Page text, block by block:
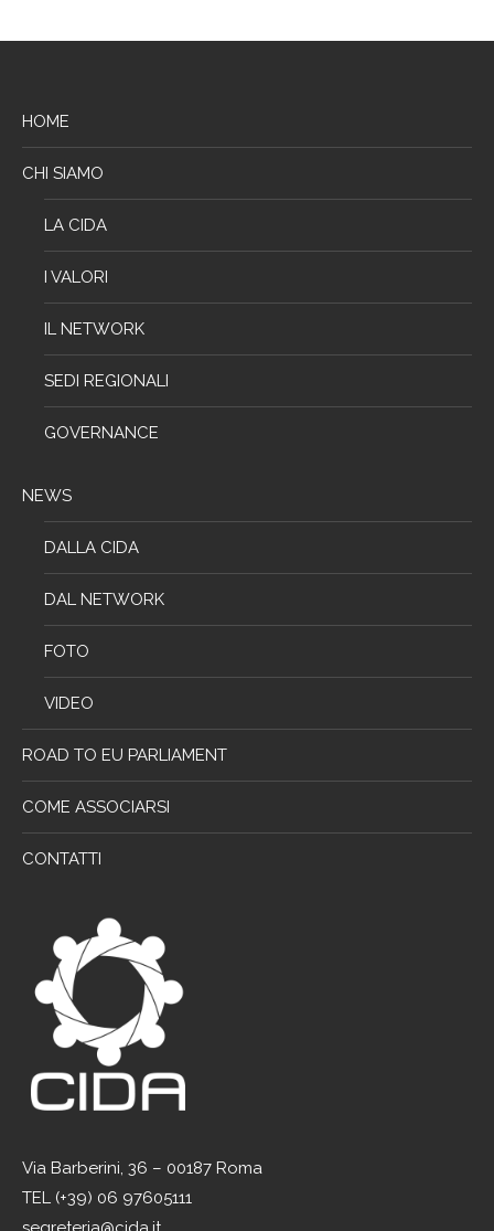
HOME
CHI SIAMO
LA CIDA
I VALORI
IL NETWORK
SEDI REGIONALI
GOVERNANCE
NEWS
DALLA CIDA
DAL NETWORK
FOTO
VIDEO
ROAD TO EU PARLIAMENT
COME ASSOCIARSI
CONTATTI
Via Barberini, 36 – 00187 Roma
TEL (+39) 06 97605111